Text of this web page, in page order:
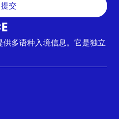
提交
多语种入境信息。它是独立